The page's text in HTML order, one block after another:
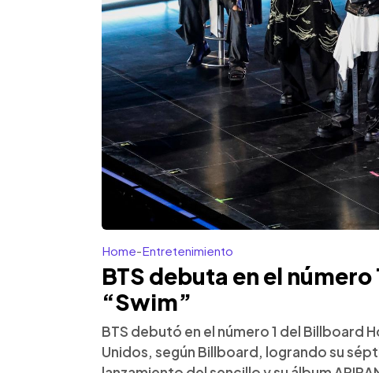
Home-Entretenimiento
BTS debuta en el número
“Swim”
BTS debutó en el número 1 del Billboard
Unidos, según Billboard, logrando su